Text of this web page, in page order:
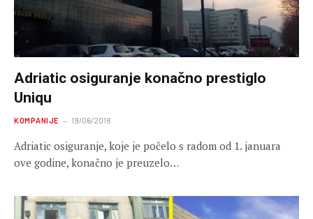
Adriatic osiguranje konačno prestiglo
Uniqu
KOMPANIJE 19/06/2018
Adriatic osiguranje, koje je počelo s radom od 1. januara
ove godine, konačno je preuzelo…